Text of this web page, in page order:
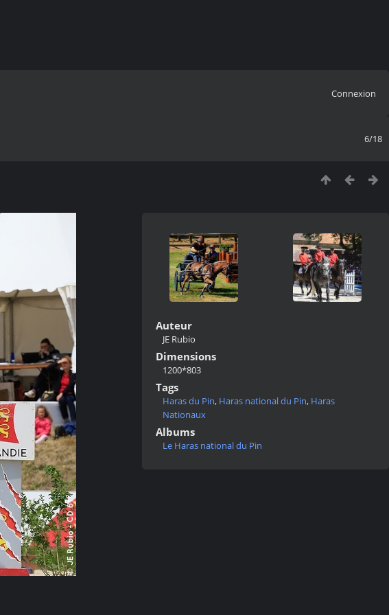
Connexion
6/18
Auteur
JE Rubio
Dimensions
1200*803
Tags
Haras du Pin, Haras national du Pin, Haras
Nationaux
Albums
Le Haras national du Pin